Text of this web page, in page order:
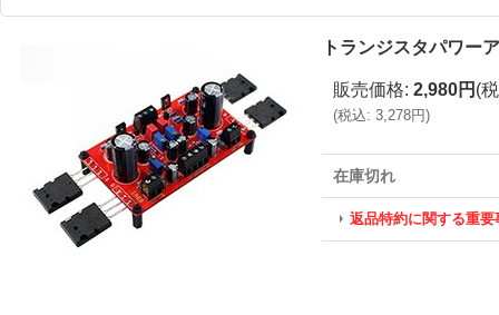
トランジスタパワー
販売価格: 2,980円 (
(税込: 3,278円)
在庫切れ
返品特約に関する重要